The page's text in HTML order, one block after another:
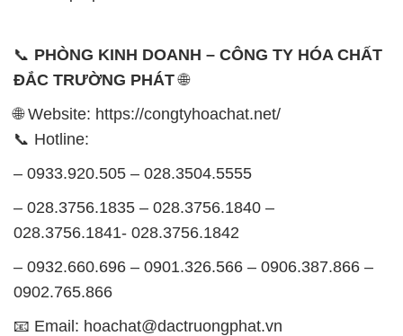
📞 PHÒNG KINH DOANH – CÔNG TY HÓA CHẤT
ĐẮC TRƯỜNG PHÁT🌐
🌐 Website: https://congtyhoachat.net/
📞 Hotline:
– 0933.920.505 – 028.3504.5555
– 028.3756.1835 – 028.3756.1840 –
028.3756.1841- 028.3756.1842
– 0932.660.696 – 0901.326.566 – 0906.387.866 –
0902.765.866
📧 Email: hoachat@dactruongphat.vn